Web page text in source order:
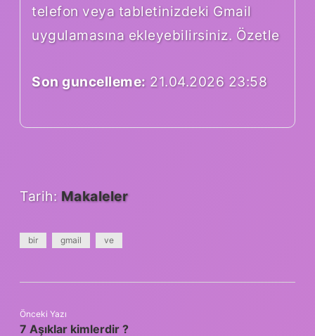
telefon veya tabletinizdeki Gmail
uygulamasına ekleyebilirsiniz. Özetle
Son guncelleme: 21.04.2026 23:58
Tarih: Makaleler
bir gmail ve
Önceki Yazı
7 Aşıklar kimlerdir ?